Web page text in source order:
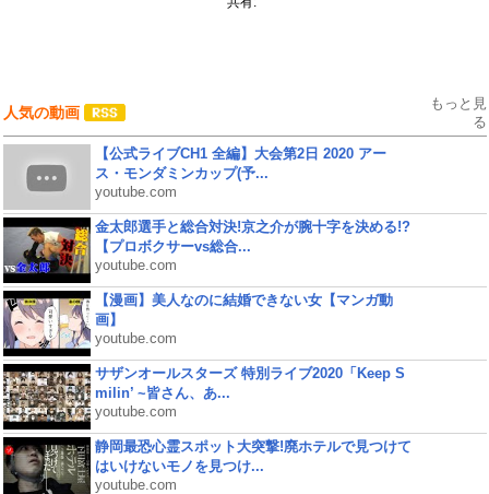
人気の動画
もっと見
る
【公式ライブCH1 全編】大会第2日 2020 アー
ス・モンダミンカップ(予...
youtube.com
金太郎選手と総合対決!京之介が腕十字を決める!?
【プロボクサーvs総合...
youtube.com
【漫画】美人なのに結婚できない女【マンガ動
画】
youtube.com
サザンオールスターズ 特別ライブ2020「Keep S
milin’ ~皆さん、あ...
youtube.com
静岡最恐心霊スポット大突撃!廃ホテルで見つけて
はいけないモノを見つけ...
youtube.com